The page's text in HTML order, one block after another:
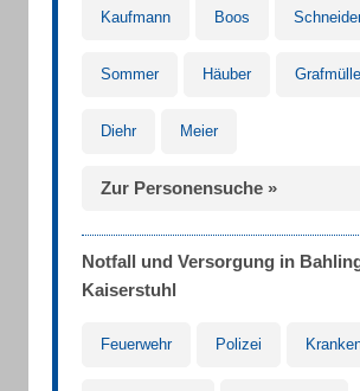
Kaufmann Boos
Sommer Häuber
Diehr Meier
Zur Personensuche »
Notfall und Versorgung in
Kaiserstuhl
Feuerwehr Polizei